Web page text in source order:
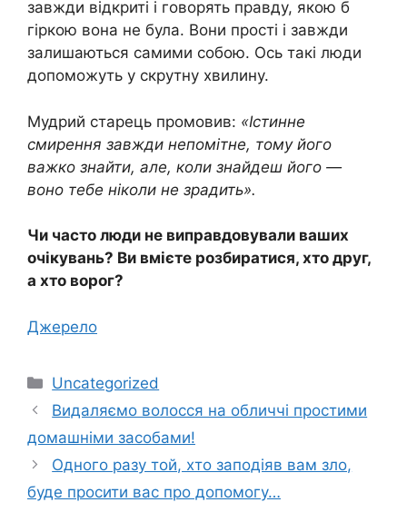
завжди відкриті і говорять правду, якою б
гіркою вона не була. Вони прості і завжди
залишаються самими собою. Ось такі люди
допоможуть у скрутну хвилину.
Мудрий старець промовив: «Істинне
смирення завжди непомітне, тому його
важко знайти, але, коли знайдеш його —
воно тебе ніколи не зрадить».
Чи часто люди не виправдовували ваших
очікувань? Ви вмієте розбиратися, хто друг,
а хто ворог?
Джерело
Категорії
Uncategorized
Видаляємо волосся на обличчі простими
домашніми засобами!
Одного разу той, хто заподіяв вам зло,
буде просити вас про допомогу…